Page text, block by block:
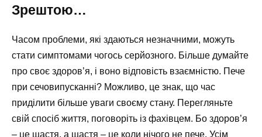
Зрештою…
Часом проблеми, які здаються незначними, можуть
стати симптомами чогось серйозного. Більше думайте
про своє здоров’я, і воно відповість взаємністю. Пече
при сечовипусканні? Можливо, це знак, що час
приділити більше уваги своєму стану. Перегляньте
свій спосіб життя, поговоріть із фахівцем. Бо здоров’я
– це щастя, а щастя – це коли нічого не пече. Усім